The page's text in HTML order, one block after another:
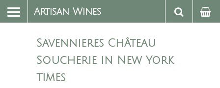
Artisan Wines
Savennieres Château
Soucherie in New York
Times